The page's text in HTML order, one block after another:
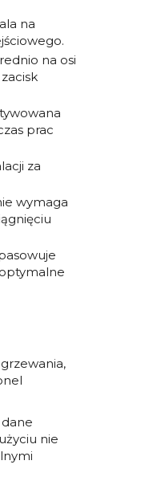
na
na osi
prac
za
wymaga
nie